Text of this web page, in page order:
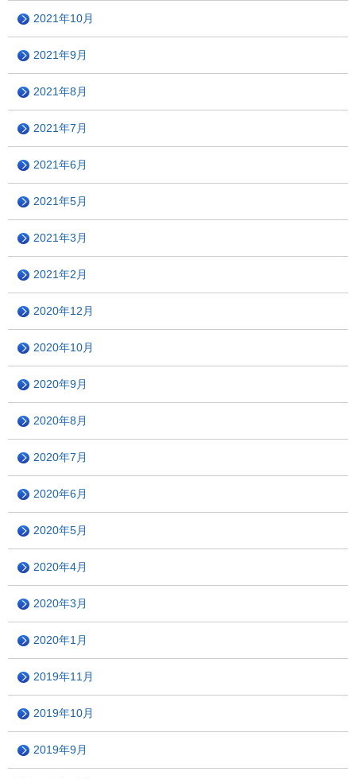
2021年10月
2021年9月
2021年8月
2021年7月
2021年6月
2021年5月
2021年3月
2021年2月
2020年12月
2020年10月
2020年9月
2020年8月
2020年7月
2020年6月
2020年5月
2020年4月
2020年3月
2020年1月
2019年11月
2019年10月
2019年9月